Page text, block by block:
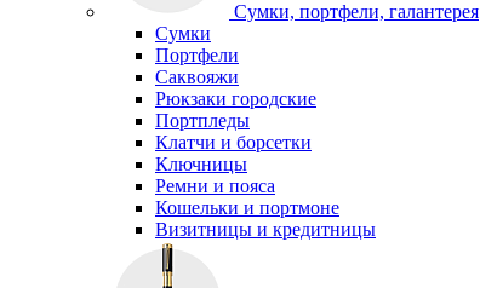
Сумки, портфели, галантерея
Сумки
Портфели
Саквояжи
Рюкзаки городские
Портпледы
Клатчи и борсетки
Ключницы
Ремни и пояса
Кошельки и портмоне
Визитницы и кредитницы